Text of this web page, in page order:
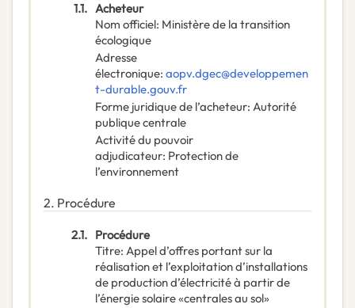
1.1. Acheteur
Nom officiel: Ministère de la transition
écologique
Adresse
électronique: aopv.dgec@developpemen
t-durable.gouv.fr
Forme juridique de l’acheteur: Autorité
publique centrale
Activité du pouvoir
adjudicateur: Protection de
l’environnement
2. Procédure
2.1. Procédure
Titre: Appel d’offres portant sur la
réalisation et l’exploitation d’installations
de production d’électricité à partir de
l’énergie solaire «centrales au sol»